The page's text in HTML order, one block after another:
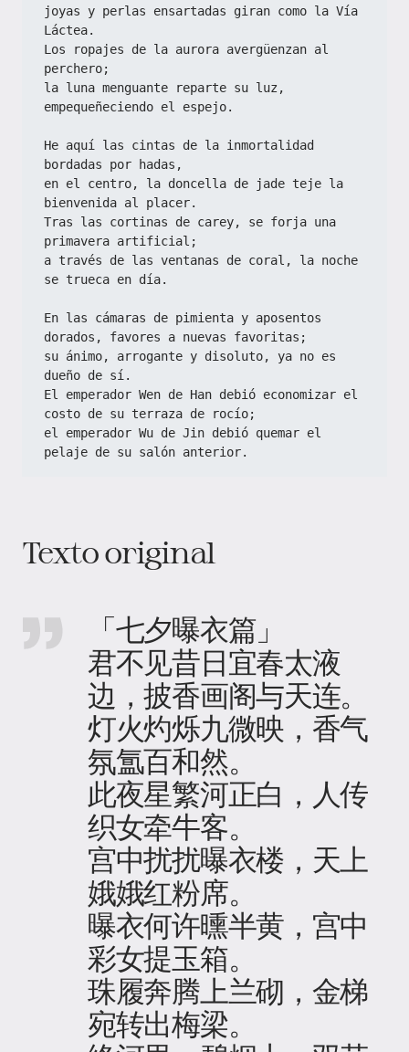
joyas y perlas ensartadas giran como la Vía
Láctea.
Los ropajes de la aurora avergüenzan al
perchero;
la luna menguante reparte su luz,
empequeñeciendo el espejo.
He aquí las cintas de la inmortalidad
bordadas por hadas,
en el centro, la doncella de jade teje la
bienvenida al placer.
Tras las cortinas de carey, se forja una
primavera artificial;
a través de las ventanas de coral, la noche
se trueca en día.
En las cámaras de pimienta y aposentos
dorados, favores a nuevas favoritas;
su ánimo, arrogante y disoluto, ya no es
dueño de sí.
El emperador Wen de Han debió economizar el
costo de su terraza de rocío;
el emperador Wu de Jin debió quemar el
pelaje de su salón anterior.
Texto original
「七夕曝衣篇」
君不见昔日宜春太液
边，披香画阁与天连。
灯火灼烁九微映，香气
氛氲百和然。
此夜星繁河正白，人传
织女牵牛客。
宫中扰扰曝衣楼，天上
娥娥红粉席。
曝衣何许曛半黄，宫中
彩女提玉箱。
珠履奔腾上兰砌，金梯
宛转出梅梁。